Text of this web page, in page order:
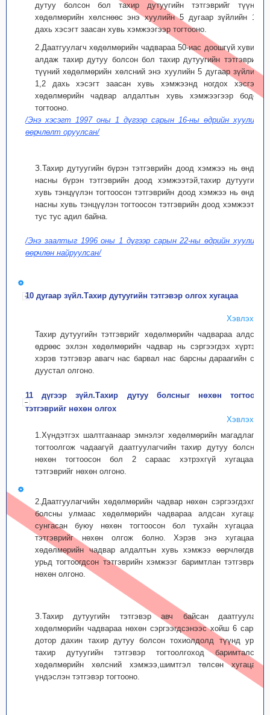
дутуу болсон бол тахир дутуугийн тэтгэврийг түүний
хөдөлмөрийн хөлснөөс энэ хуулийн 5 дугаар зүйлийн 1,2
дахь хэсэгт заасан хувь хэмжээгээр тогтооно.
2.Даатгуулагч хөдөлмөрийн чадвараа 50-иас доошгүй хувиар
алдаж тахир дутуу болсон бол тахир дутуугийн тэтгэврийг
түүний хөдөлмөрийн хөлсний энэ хуулийн 5 дугаар зүйлийн
1,2 дахь хэсэгт заасан хувь хэмжээнд ногдох хэсгээс
хөдөлмөрийн чадвар алдалтын хувь хэмжээгээр бодож
тогтооно.
/Энэ хэсэгт 1997 оны 1 дүгээр сарын 16-ны өдрийн хуулиар
өөрчлөлт оруулсан/
З.Тахир дутуугийн бүрэн тэтгэврийн доод хэмжээ нь өндөр
насны бүрэн тэтгэврийн доод хэмжээтэй,тахир дутуугийн
хувь тэнцүүлэн тогтоосон тэтгэврийн доод хэмжээ нь өндөр
насны хувь тэнцүүлэн тогтоосон тэтгэврийн доод хэмжээтэй
тус тус адил байна.
/Энэ заалтыг 1996 оны 1 дүгээр сарын 22-ны өдрийн хуулиар
өөрчлөн найруулсан/
10 дугаар зүйл.Тахир дутуугийн тэтгэвэр олгох хугацаа
Хэвлэх
Тахир дутуугийн тэтгэврийг хөдөлмөрийн чадвараа алдсан
өдрөөс эхлэн хөдөлмөрийн чадвар нь сэргээгдэх хүртэл,
хэрэв тэтгэвэр авагч нас барвал нас барсны дараагийн сар
дуустал олгоно.
11 дүгээр зүйл.Тахир дутуу болсныг нөхөн тогтоож,
тэтгэврийг нөхөн олгох
Хэвлэх
1.Хүндэтгэх шалтгаанаар эмнэлэг хөдөлмөрийн магадлагаа
тогтоолгож чадаагүй даатгуулагчийн тахир дутуу болсныг
нөхөн тогтоосон бол 2 сараас хэтрэхгүй хугацааны
тэтгэврийг нөхөн олгоно.
2.Даатгуулагчийн хөдөлмөрийн чадвар нөхөн сэргээгдэхгүй
болсны улмаас хөдөлмөрийн чадвараа алдсан хугацааг
сунгасан буюу нөхөн тогтоосон бол тухайн хугацааны
тэтгэврийг нөхөн олгож болно. Хэрэв энэ хугацаанд
хөдөлмөрийн чадвар алдалтын хувь хэмжээ өөрчлөгдвөл
урьд тогтоогдсон тэтгэврийн хэмжээг баримтлан тэтгэврийг
нөхөн олгоно.
З.Тахир дутуугийн тэтгэвэр авч байсан даатгуулагч
хөдөлмөрийн чадвараа нөхөн сэргээгдсэнээс хойш 6 сарын
дотор дахин тахир дутуу болсон тохиолдолд түүнд урьд
тахир дутуугийн тэтгэвэр тогтоолгоход баримталсан
хөдөлмөрийн хөлсний хэмжээ,шимтгэл төлсөн хугацааг
үндэслэн тэтгэвэр тогтооно.